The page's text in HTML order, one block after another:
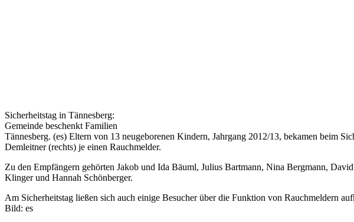
Sicherheitstag in Tännesberg:
Gemeinde beschenkt Familien
Tännesberg. (es) Eltern von 13 neugeborenen Kindern, Jahrgang 2012/13, bekamen beim
Demleitner (rechts) je einen Rauchmelder.
Zu den Empfängern gehörten Jakob und Ida Bäuml, Julius Bartmann, Nina Bergmann,
Klinger und Hannah Schönberger.
Am Sicherheitstag ließen sich auch einige Besucher über die Funktion von Rauchmeldern
Bild: es